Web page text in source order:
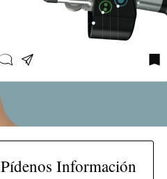
Pídenos Información